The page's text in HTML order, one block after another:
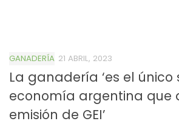
GANADERÍA 21 ABRIL, 2023
La ganadería ‘es el
economía argentina que
emisión de GEI’